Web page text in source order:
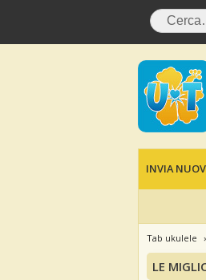
INVIA
Tab ukulele
LE